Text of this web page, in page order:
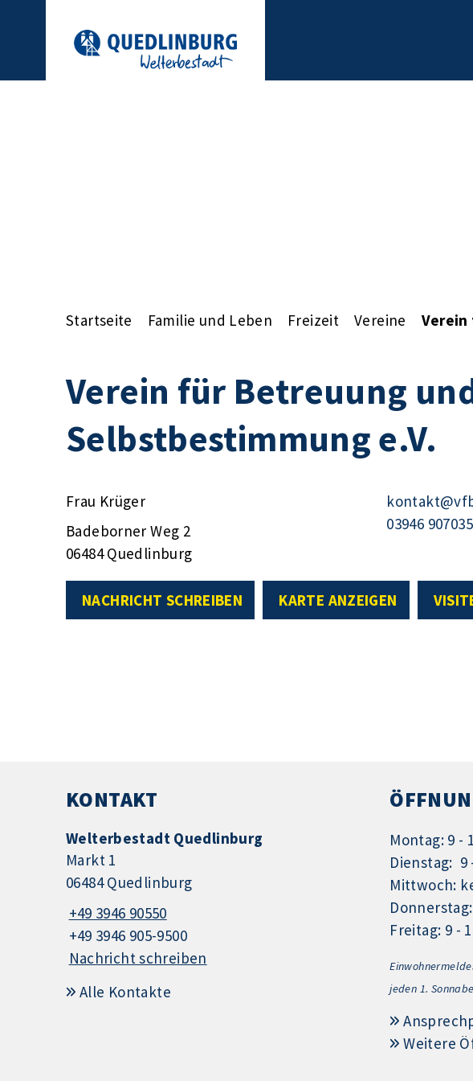
Startseite Familie und Leben Freizeit Vereine Verein
Verein für Betreuung
Selbstbestimmung e.V.
Frau Krüger
Badeborner Weg 2
06484 Quedlinburg
03946
NACHRICHT SCHREIBEN KARTE ANZEIGEN
KONTAKT
Welterbestadt Quedlinburg
Markt 1
06484 Quedlinburg
+49 3946 90550
+49 3946 905-9500
Nachricht schreiben
Alle Kontakte
Montag: 9 -
Dienstag: 9
Mittwoch:
Freitag: 9 -
jeden 1.
Weitere